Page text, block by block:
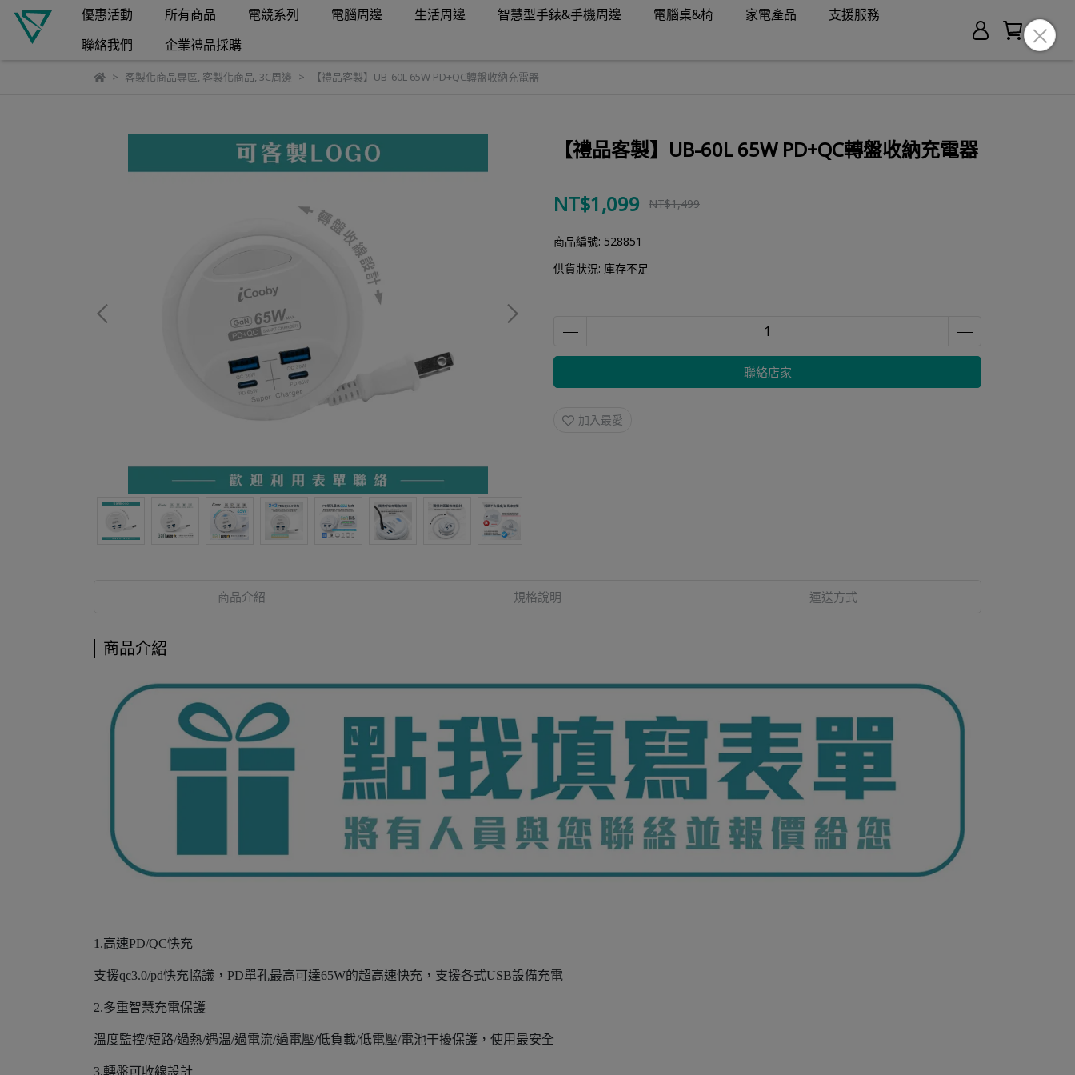
優惠活動 所有商品 電競系列 電腦周邊 生活周邊 智慧型手錶&手機周邊 電腦桌&椅 家電產品
支援服務
聯絡我們
企業禮品採購
客製化商品專區, 客製化商品, 3C周邊 【禮品客製】UB-60L 65W PD+QC轉盤收納充電器
【禮品客製】UB-60L 65W PD+QC轉盤收納充電器
NT$1,099 NT$1,499
商品編號: 528851
供貨狀況: 庫存不足
聯絡店家
加入最愛
商品介紹 規格說明 運送方式
商品介紹
1.高速PD/QC快充
支援qc3.0/pd快充協議，PD單孔最高可達65W的超高速快充，支援各式USB設備充電
2.多重智慧充電保護
溫度監控/短路/過熱/遇溫/過電流/過電壓/低負載/低電壓/電池干擾保護，使用最安全
3.轉盤可收線設計